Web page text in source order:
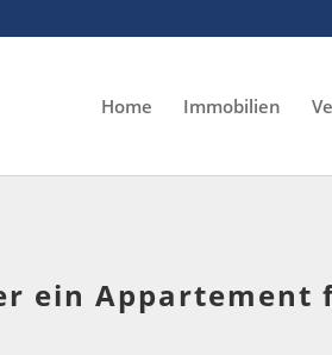
Home Immobilien
ein